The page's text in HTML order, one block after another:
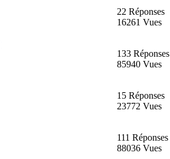
22 Réponses
16261 Vues
133 Réponses
85940 Vues
15 Réponses
23772 Vues
111 Réponses
88036 Vues